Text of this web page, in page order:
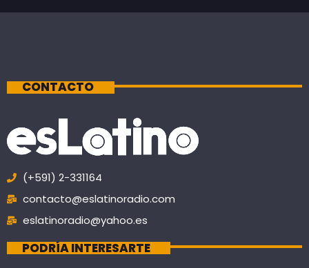
CONTACTO
(+591) 2-331164
contacto@eslatinoradio.com
eslatinoradio@yahoo.es
PODRÍA INTERESARTE